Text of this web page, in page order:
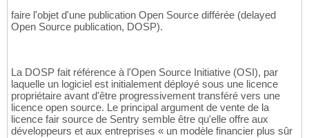
faire l'objet d'une publication Open Source différée (delayed
Open Source publication, DOSP).
La DOSP fait référence à l'Open Source Initiative (OSI), par
laquelle un logiciel est initialement déployé sous une licence
propriétaire avant d'être progressivement transféré vers une
licence open source. Le principal argument de vente de la
licence fair source de Sentry semble être qu'elle offre aux
développeurs et aux entreprises « un modèle financier plus sûr